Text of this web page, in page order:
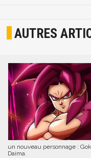
AUTRES
un nouveau personnage :
Daima.